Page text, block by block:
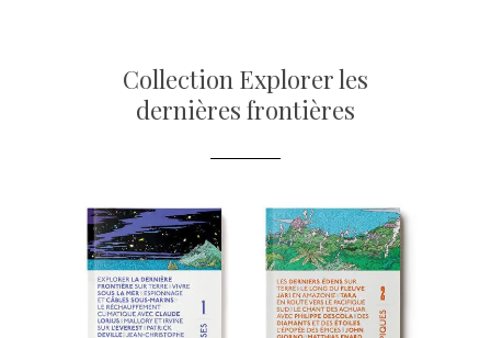
Collection Explorer les
dernières frontières